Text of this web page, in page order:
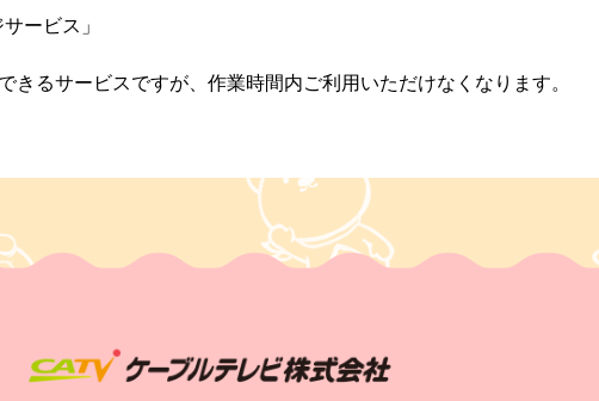
ービス」
るサービスですが、作業時間内ご利用いただけなくなります。